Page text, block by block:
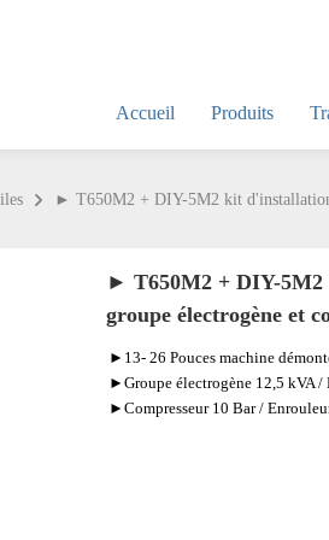
Accueil Produits
► T650M2 + DIY-5M2 kit d'installation
► T650M2 + DIY-
groupe électrogène et
►13- 26 Pouces machine
►Groupe électrogène 12,5 kVA /
►Compresseur 10 Bar /